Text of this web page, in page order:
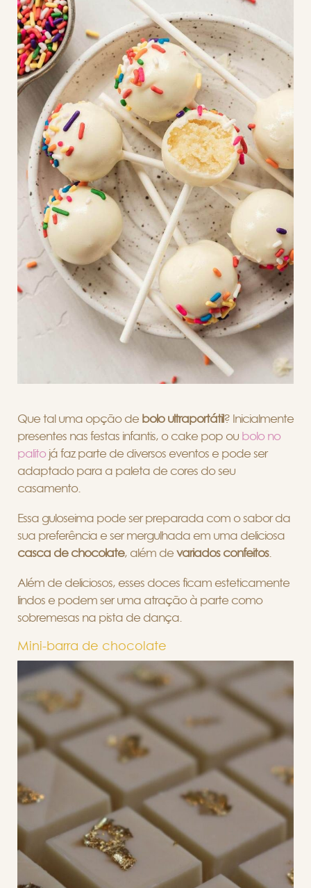
Que tal uma opção de bolo ultraportátil? Inicialmente
presentes nas festas infantis, o cake pop ou bolo no
palitojá faz parte de diversos eventos e pode ser
adaptado para a paleta de cores do seu
casamento.
Essa guloseima pode ser preparada com o sabor da
sua preferência e ser mergulhada em uma deliciosa
casca de chocolate, além de variados confeitos.
Além de deliciosos, esses doces ficam esteticamente
lindos e podem ser uma atração à parte como
sobremesas na pista de dança.
Mini-barra de chocolate